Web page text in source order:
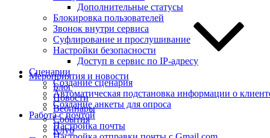
Мероприятия и новости
Блог
Новости
Вебинары
События
Клуб
Дополнительные статусы
Блокировка пользователей
Звонок внутри сервиса
Суфлирование и прослушивание
Настройки безопасности
Доступ в сервис по IP-адресу
Сценарии
Создание сценария
Автоматическая подстановка информации о
Создание анкеты для опроса
Работа с почтой
Настройка почты